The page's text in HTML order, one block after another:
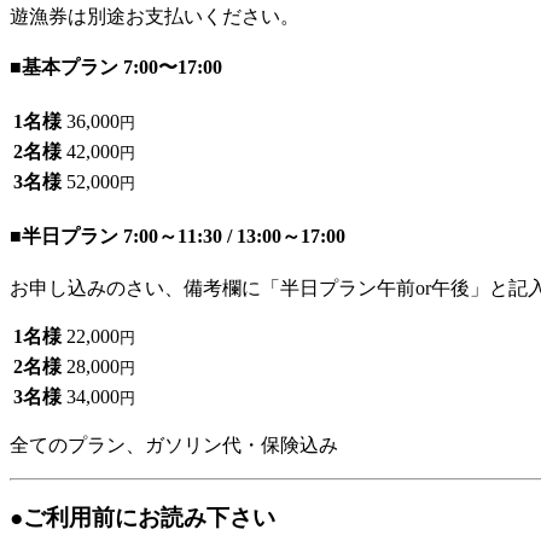
遊漁券は別途お支払いください。
■基本プラン 7:00〜17:00
1名様 36,000円
2名様 42,000円
3名様 52,000円
■半日プラン 7:00～11:30 / 13:00～17:00
お申し込みのさい、備考欄に「半日プラン午前or午後」と記
1名様 22,000円
2名様 28,000円
3名様 34,000円
全てのプラン、ガソリン代・保険込み
●ご利用前にお読み下さい